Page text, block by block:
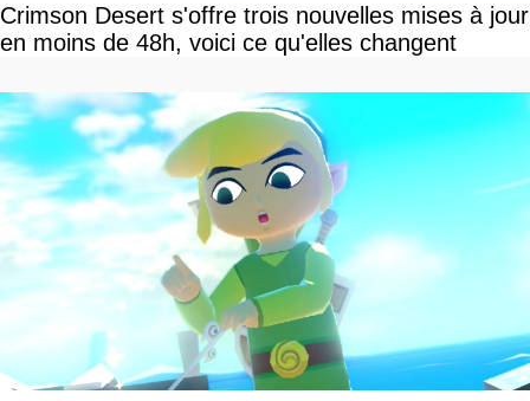
Crimson Desert s'offre trois nouvelles mises à jour
en moins de 48h, voici ce qu'elles changent